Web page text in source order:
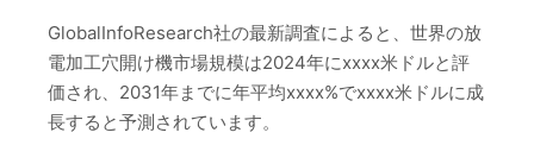
GlobalInfoResearch社の最新調査によると、世界の放
電加工穴開け機市場規模は2024年にxxxx米ドルと評
価され、2031年までに年平均xxxx%でxxxx米ドルに成
長すると予測されています。